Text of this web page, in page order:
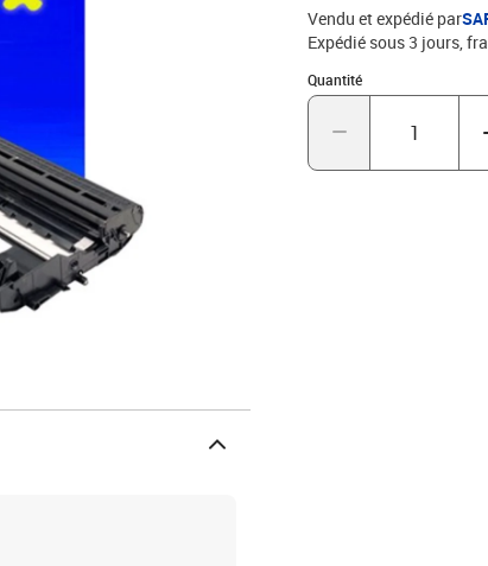
Vendu et expédié par
Expédié sous 3 jours,
Quantité
Quantité : 1